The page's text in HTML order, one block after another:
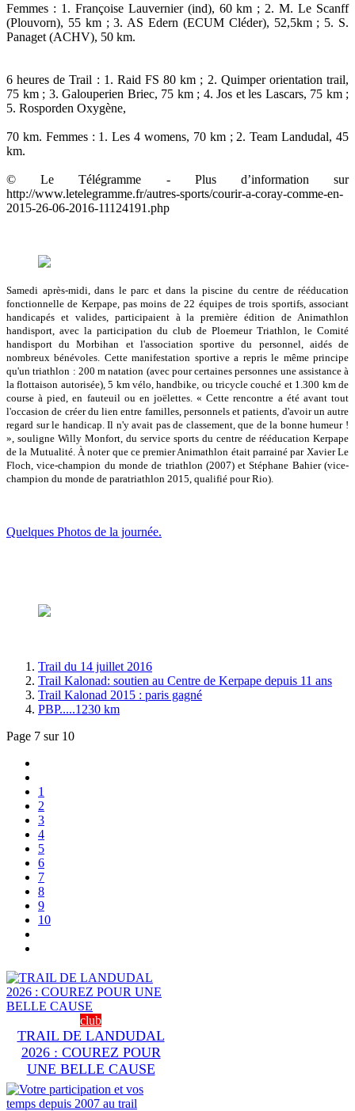
Femmes : 1. Françoise Lauvernier (ind), 60 km ; 2. M. Le Scanff
(Plouvorn), 55 km ; 3. AS Edern (ECUM Cléder), 52,5km ; 5. S.
Panaget (ACHV), 50 km.
6 heures de Trail : 1. Raid FS 80 km ; 2. Quimper orientation trail,
75 km ; 3. Galouperien Briec, 75 km ; 4. Jos et les Lascars, 75 km ;
5. Rosporden Oxygène,
70 km. Femmes : 1. Les 4 womens, 70 km ; 2. Team Landudal, 45
km.
© Le Télégramme - Plus d’information sur
http://www.letelegramme.fr/autres-sports/courir-a-coray-comme-en-
2015-26-06-2016-11124191.php
Samedi après-midi, dans le parc et dans la piscine du centre de rééducation
fonctionnelle de Kerpape, pas moins de 22 équipes de trois sportifs, associant
handicapés et valides, participaient à la première édition de Animathlon
handisport, avec la participation du club de Ploemeur Triathlon, le Comité
handisport du Morbihan et l'association sportive du personnel, aidés de
nombreux bénévoles. Cette manifestation sportive a repris le même principe
qu'un triathlon : 200 m natation (avec pour certaines personnes une assistance à
la flottaison autorisée), 5 km vélo, handbike, ou tricycle couché et 1.300 km de
course à pied, en fauteuil ou en joëlettes. « Cette rencontre a été avant tout
l'occasion de créer du lien entre familles, personnels et patients, d'avoir un autre
regard sur le handicap. Il n'y avait pas de classement, que de la bonne humeur !
», souligne Willy Monfort, du service sports du centre de rééducation Kerpape
de la Mutualité. À noter que ce premier Animathlon était parrainé par Xavier Le
Floch, vice-champion du monde de triathlon (2007) et Stéphane Bahier (vice-
champion du monde de paratriathlon 2015, qualifié pour Rio).
Quelques Photos de la journée.
Trail du 14 juillet 2016
Trail Kalonad: soutien au Centre de Kerpape depuis 11 ans
Trail Kalonad 2015 : paris gagné
PBP.....1230 km
Page 7 sur 10
1
2
3
4
5
6
7
8
9
10
club
TRAIL DE LANDUDAL
2026 : COUREZ POUR
UNE BELLE CAUSE